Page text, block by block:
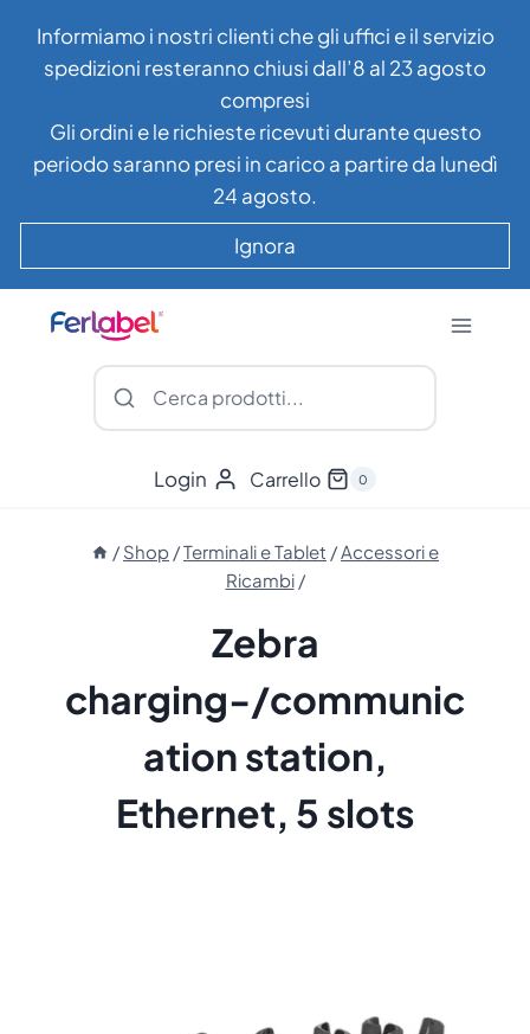
contenuto
Informiamo i nostri clienti che gli uffici e il servizio
spedizioni resteranno chiusi dall’8 al 23 agosto
compresi
Gli ordini e le richieste ricevuti durante questo
periodo saranno presi in carico a partire da lunedì
24 agosto.
Ignora
Login Carrello 0
/ Shop /Terminali e Tablet /Accessori e
Ricambi /
Zebra
charging-/communic
ation station,
Ethernet, 5 slots